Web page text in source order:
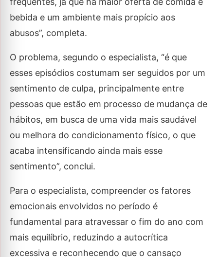
bebida e um ambiente mais propício aos
abusos”, completa.
O problema, segundo o especialista, “é que
esses episódios costumam ser seguidos por um
sentimento de culpa, principalmente entre
pessoas que estão em processo de mudança de
hábitos, em busca de uma vida mais saudável
ou melhora do condicionamento físico, o que
acaba intensificando ainda mais esse
sentimento”, conclui.
Para o especialista, compreender os fatores
emocionais envolvidos no período é
fundamental para atravessar o fim do ano com
mais equilíbrio, reduzindo a autocrítica
excessiva e reconhecendo que o cansaço